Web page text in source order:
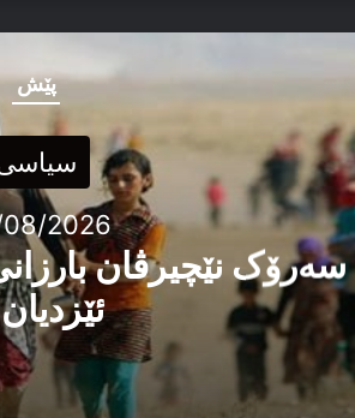
پێش
2026
سەرۆک نێچیرڤان